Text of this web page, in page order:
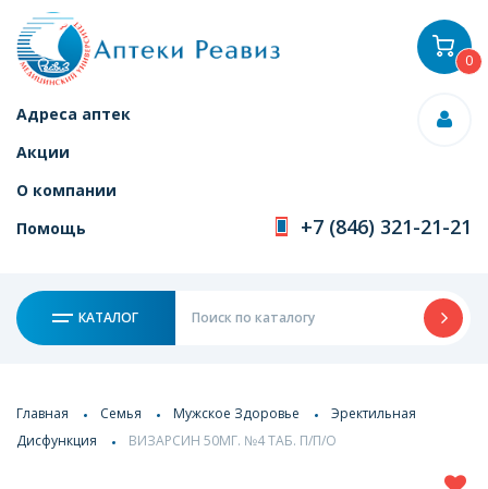
Адреса аптек
Акции
О компании
Помощь
+7 (846) 321-21-21
КАТАЛОГ
0
Главная Семья Мужское Здоровье
Эректильная
Дисфункция
ВИЗАРСИН 50МГ. №4 ТАБ. П/П/О